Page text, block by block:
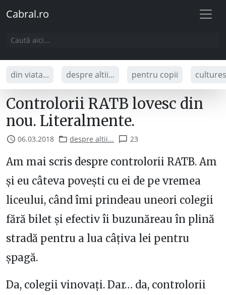
Cabral.ro
din viata... despre altii... pentru copii
Controlorii RATB lovesc din
nou. Literalmente.
06.03.2018 despre altii... 23
Am mai scris despre controlorii RATB. Am
și eu câteva povești cu ei de pe vremea
liceului, când îmi prindeau uneori colegii
fără bilet și efectiv îi buzunăreau în plină
stradă pentru a lua câțiva lei pentru
șpagă.
Da, colegii vinovați. Dar… da, controlorii